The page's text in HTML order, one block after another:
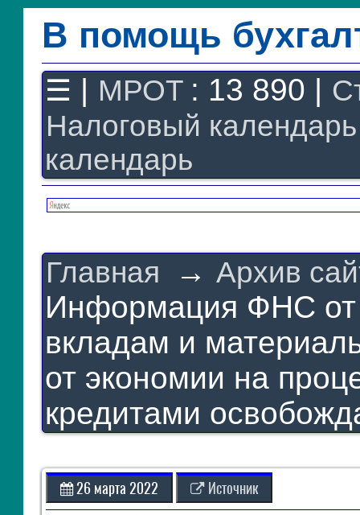
В помощь
☰ | МРОТ : 13 890 |
Налоговый календарь
календарь
F1 - Отчетность
План счетов
Справочник
Упрощенка
Договоры
Проводки
Обзоры
Бланки
ПБУ
ККТ
ЭДО
Главная → Архив
Информация ФНС от
вкладам и
от экономии на
кредитами
26 марта 2022 Источник